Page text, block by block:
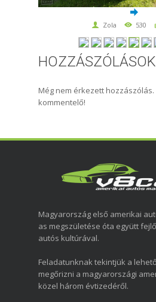
Zola 530
HOZZÁSZÓLÁSOK
Még nem érkezett hozzászólás.
kommentelő!
Magyarország első amerikai
as megszületése óta együtt
autós kultúrával.
Feladatunknak tekintjük a
megőrizni a magyarországi
közel három évtizedéről.